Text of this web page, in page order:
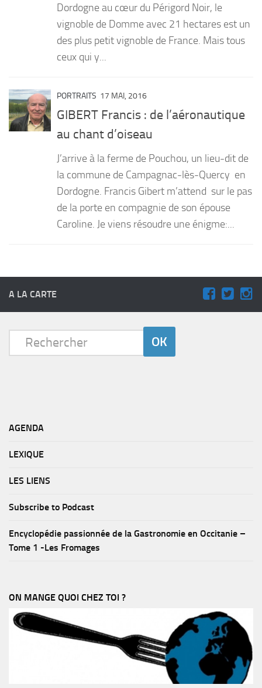
Entrées
Desserts
Dordogne au cœur du Périgord Noir, le
vignoble de Domme avec 21 hectares est un
des plus petit vignoble de France. Mais tous
ceux qui y...
PORTRAITS 17 MAI, 2016
GIBERT Francis : de l’aéronautique
au chant d’oiseau
J’arrive à la ferme de Pouchou, un lieu-dit de
la commune de Campagnac-lès-Quercy en
Dordogne. Francis Gibert m’attend sur le pas
de la porte en compagnie de son épouse
Caroline. Je viens résoudre une énigme:...
A LA CARTE
AGENDA
LEXIQUE
LES LIENS
Subscribe to Podcast
Encyclopédie passionnée de la Gastronomie en Occitanie –
Tome 1 -Les Fromages
ON MANGE QUOI CHEZ TOI ?